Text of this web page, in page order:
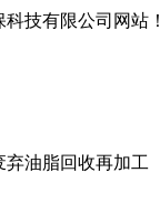
技有限公司网站！
油脂回收再加工